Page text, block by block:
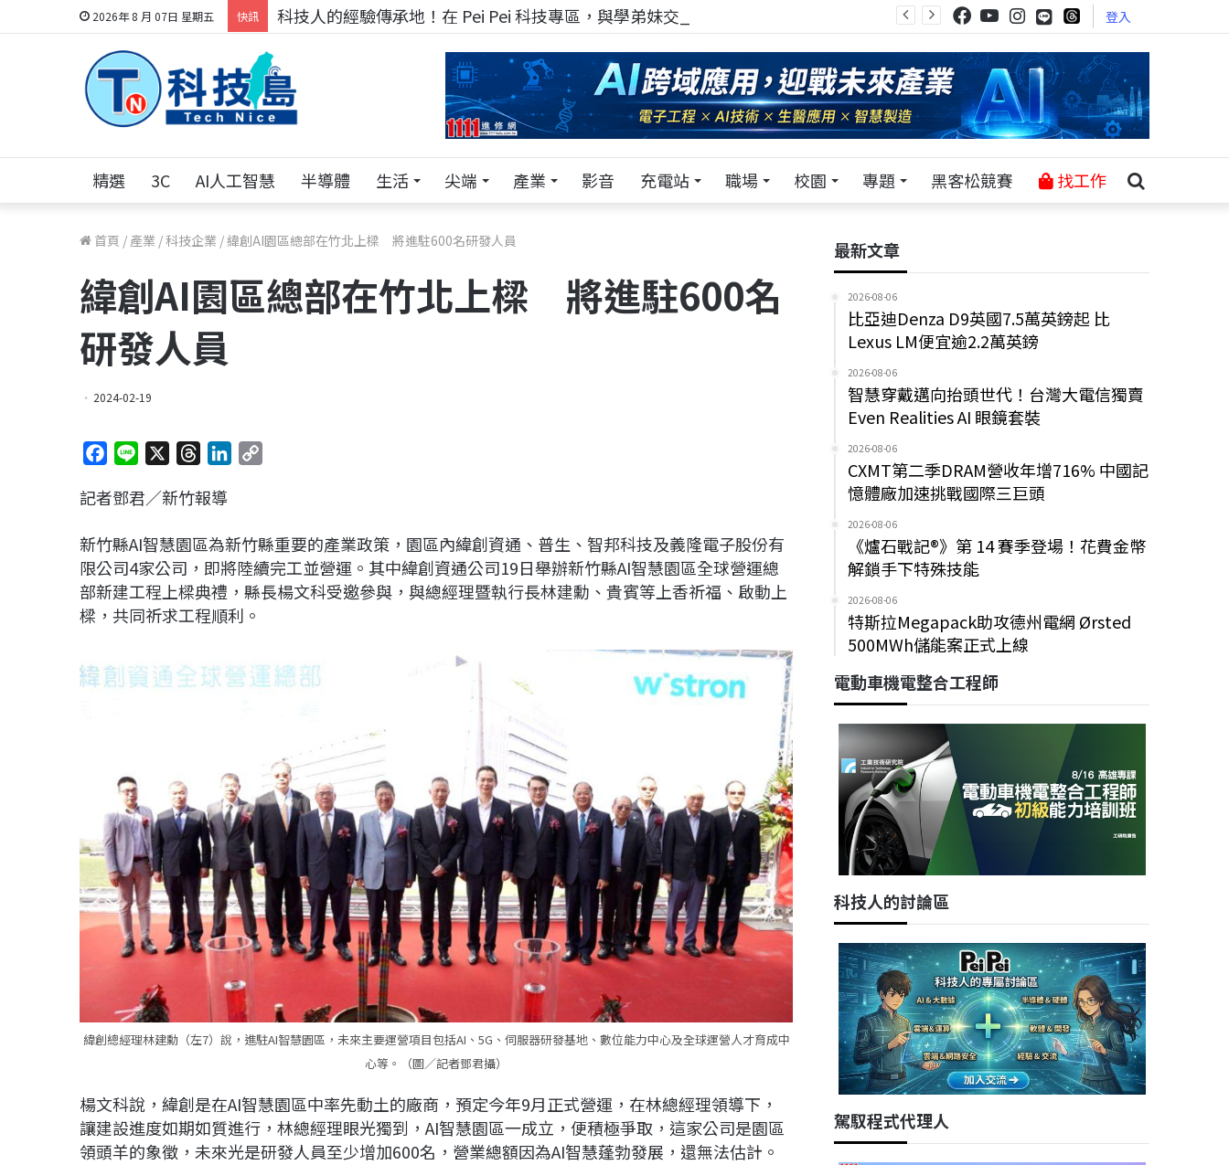
2026年 8 月 07日 星期五 快訊 科技人的經驗傳承地！在 Pei Pei 科技專區，與學弟妹交流最硬核的技術 登入
精選 3C AI人工智慧 半導體 生活 尖端 產業 影音 充電站 職場 校園 專題 黑客松競賽 找工作
首頁 / 產業 /科技企業 /緯創AI園區總部在竹北上樑 將進駐600名研發人員
緯創AI園區總部在竹北上樑 將進駐600名
研發人員
2024-02-19
c
b
o
o
k
n
r
a
d
s
e
d
I
n
L
i
n
記者鄧君／新竹報導
新竹縣AI智慧園區為新竹縣重要的產業政策，園區內緯創資通、普生、智邦科技及義隆電子股份有
限公司4家公司，即將陸續完工並營運。其中緯創資通公司19日舉辦新竹縣AI智慧園區全球營運總
部新建工程上樑典禮，縣長楊文科受邀參與，與總經理暨執行長林建勳、貴賓等上香祈福、啟動上
樑，共同祈求工程順利。
緯創總經理林建勳（左7）說，進駐AI智慧園區，未來主要運營項目包括AI、5G、伺服器研發基地、數位能力中心及全球運營人才育成中
心等。（圖／記者鄧君攝）
楊文科說，緯創是在AI智慧園區中率先動土的廠商，預定今年9月正式營運，在林總經理領導下，
讓建設進度如期如質進行，林總經理眼光獨到，AI智慧園區一成立，便積極爭取，這家公司是園區
領頭羊的象徵，未來光是研發人員至少增加600名，營業總額因為AI智慧蓬勃發展，還無法估計。
最新文章
2026-08-06
比亞迪Denza D9英國7.5萬英鎊起 比
Lexus LM便宜逾2.2萬英鎊
2026-08-06
智慧穿戴邁向抬頭世代！台灣大電信獨賣
Even Realities AI 眼鏡套裝
2026-08-06
CXMT第二季DRAM營收年增716% 中國記
憶體廠加速挑戰國際三巨頭
2026-08-06
《爐石戰記®》第 14 賽季登場！花費金幣
解鎖手下特殊技能
2026-08-06
特斯拉Megapack助攻德州電網 Ørsted
500MWh儲能案正式上線
電動車機電整合工程師
科技人的討論區
駕馭程式代理人